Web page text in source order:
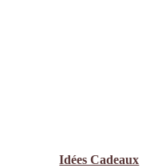
Idées Cadeaux